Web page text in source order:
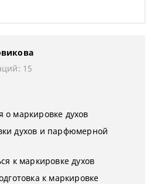
15
маркировке духов
духов и парфюмерной
к маркировке духов
к маркировке